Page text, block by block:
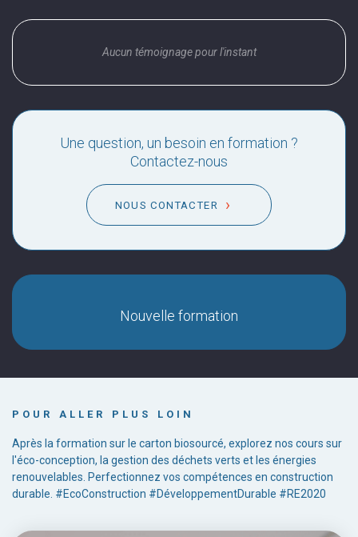
Aucun témoignage pour l'instant
Une question, un besoin en formation ?
Contactez-nous
NOUS CONTACTER
Nouvelle formation
POUR ALLER PLUS LOIN
Après la formation sur le carton biosourcé, explorez nos cours sur
l'éco-conception, la gestion des déchets verts et les énergies
renouvelables. Perfectionnez vos compétences en construction
durable. #EcoConstruction #DéveloppementDurable #RE2020